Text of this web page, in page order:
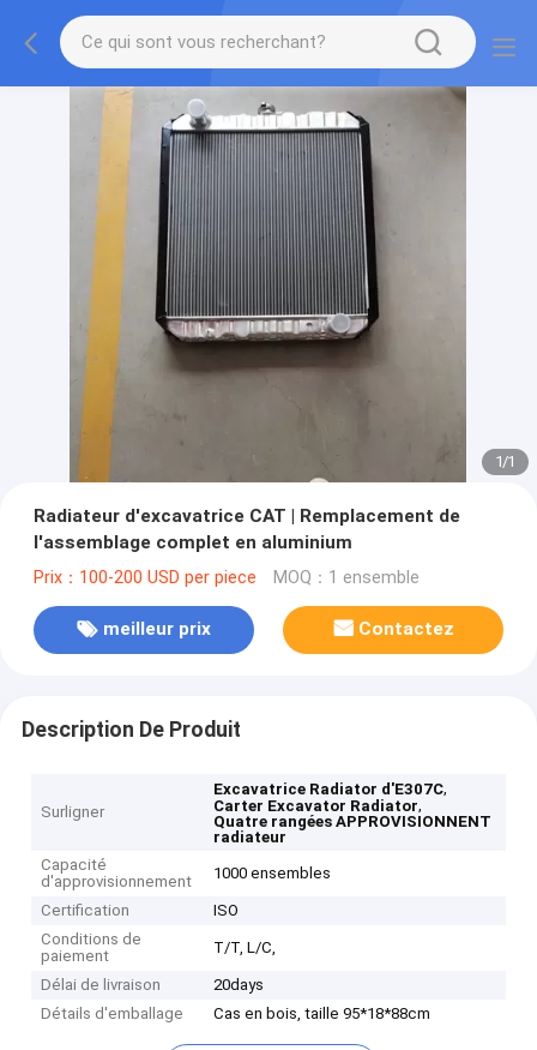
1/1
Radiateur d'excavatrice CAT | Remplacement de
l'assemblage complet en aluminium
Prix：100-200 USD per piece MOQ：1 ensemble
meilleur prix Contactez
Description De Produit
Surligner
Excavatrice Radiator d'E307C,
Carter Excavator Radiator,
Quatre rangées APPROVISIONNENT
radiateur
Capacité
d'approvisionnement
1000 ensembles
Certification
ISO
Conditions de
paiement
T/T, L/C,
Délai de livraison
20days
Détails d'emballage
Cas en bois, taille 95*18*88cm